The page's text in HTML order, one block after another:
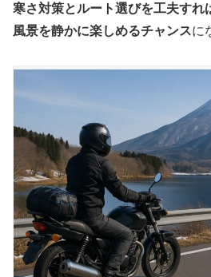
寒さ対策とルート選びを工夫すれ
風景を静かに楽しめるチャンスに